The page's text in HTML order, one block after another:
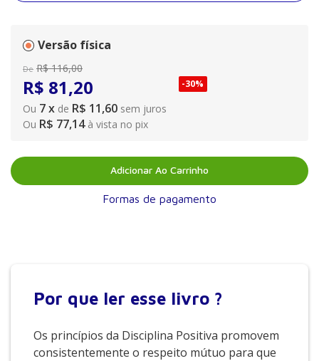
Versão física
De R$ 116,00
R$ 81,20
Ou 7x de R$ 11,60 sem juros
-30%
Ou R$ 77,14à vista no pix
Adicionar Ao Carrinho
Formas de pagamento
Por que ler esse livro ?
Os princípios da Disciplina Positiva promovem
consistentemente o respeito mútuo para que